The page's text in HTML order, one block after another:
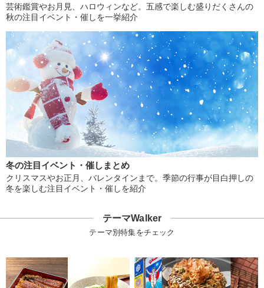
芸術鑑賞やお月見、ハロウィンなど。五感で楽しむ盛りだくさんの
秋の注目イベント・催しを一挙紹介
冬の注目イベント・催しまとめ
クリスマスやお正月、バレンタインまで。季節の行事が目白押しの
冬を楽しむ注目イベント・催しを紹介
テーマWalker
テーマ別特集をチェック